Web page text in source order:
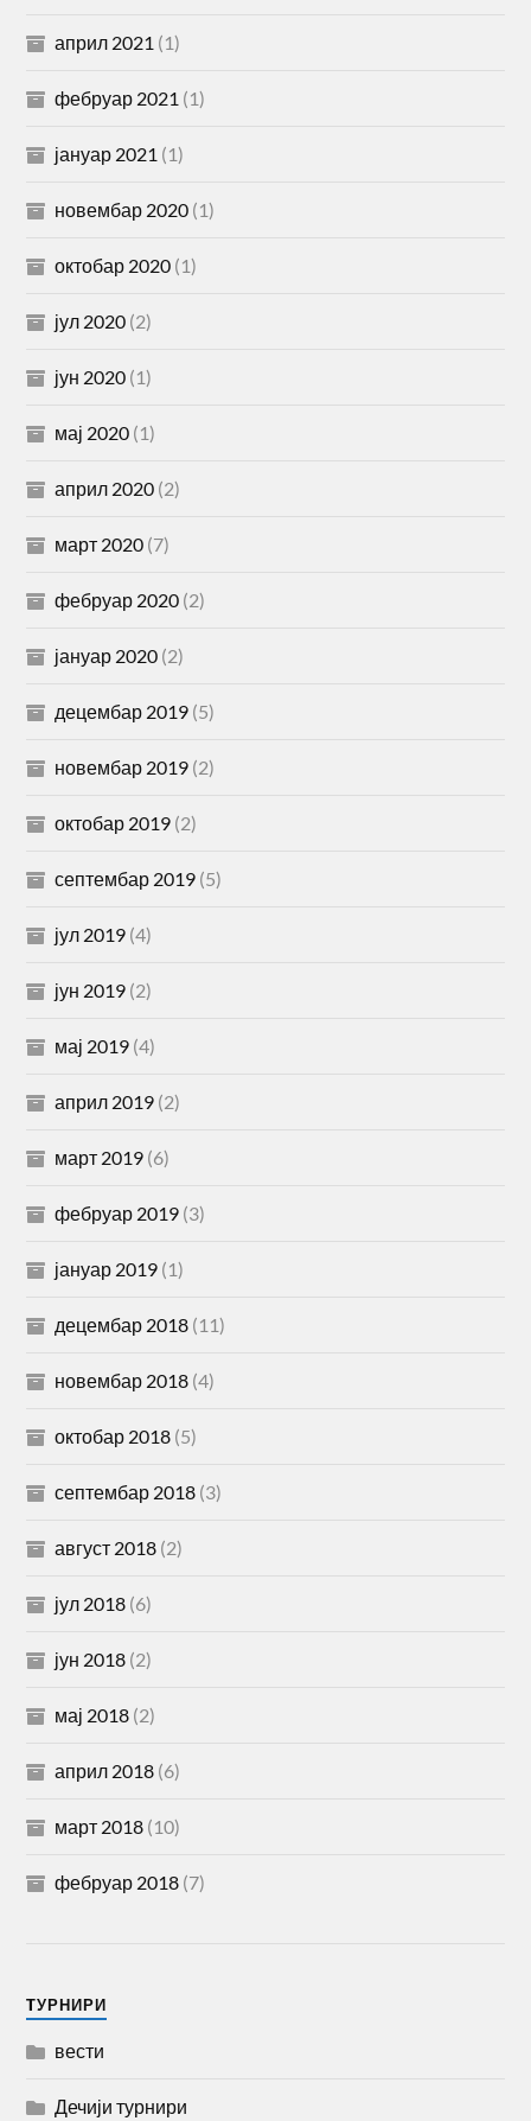
април 2021 (1)
фебруар 2021 (1)
јануар 2021 (1)
новембар 2020 (1)
октобар 2020 (1)
јул 2020 (2)
јун 2020 (1)
мај 2020 (1)
април 2020 (2)
март 2020 (7)
фебруар 2020 (2)
јануар 2020 (2)
децембар 2019 (5)
новембар 2019 (2)
октобар 2019 (2)
септембар 2019 (5)
јул 2019 (4)
јун 2019 (2)
мај 2019 (4)
април 2019 (2)
март 2019 (6)
фебруар 2019 (3)
јануар 2019 (1)
децембар 2018 (11)
новембар 2018 (4)
октобар 2018 (5)
септембар 2018 (3)
август 2018 (2)
јул 2018 (6)
јун 2018 (2)
мај 2018 (2)
април 2018 (6)
март 2018 (10)
фебруар 2018 (7)
TУРНИРИ
вести
Дечији турнири